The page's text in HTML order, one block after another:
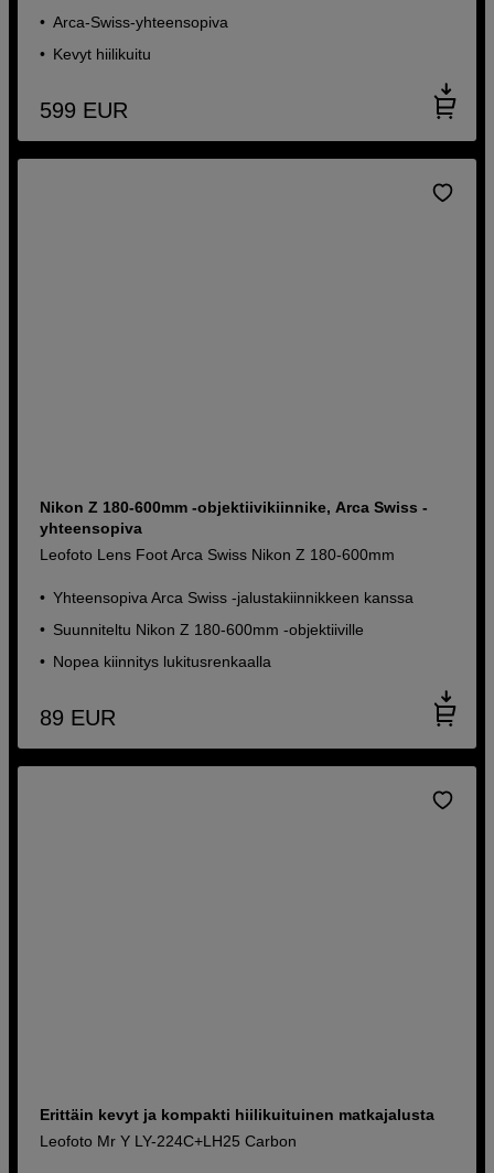
Arca-Swiss-yhteensopiva
Kevyt hiilikuitu
599 EUR
Nikon Z 180-600mm -objektiivikiinnike, Arca Swiss -
yhteensopiva
Leofoto Lens Foot Arca Swiss Nikon Z 180-600mm
Yhteensopiva Arca Swiss -jalustakiinnikkeen kanssa
Suunniteltu Nikon Z 180-600mm -objektiiville
Nopea kiinnitys lukitusrenkaalla
89 EUR
Erittäin kevyt ja kompakti hiilikuituinen matkajalusta
Leofoto Mr Y LY-224C+LH25 Carbon